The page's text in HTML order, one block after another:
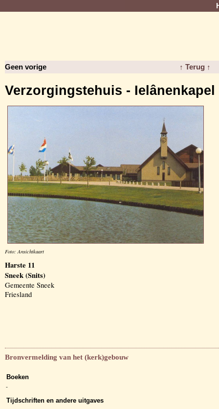
Geen vorige ↑ Terug ↑
Verzorgingstehuis - Ielânenkapel
Foto: Ansichtkaart
Harste 11
Sneek (Snits)
Gemeente Sneek
Friesland
Bronvermelding van het (kerk)gebouw
Boeken
-
Tijdschriften en andere uitgaves